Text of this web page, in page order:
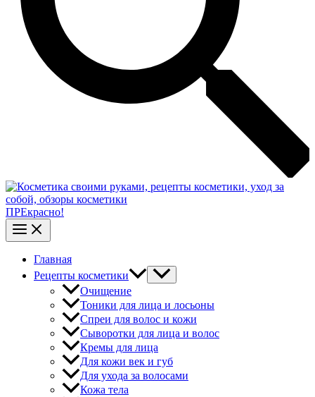
ПРЕкрасно!
Главная
Рецепты косметики
Очищение
Тоники для лица и лосьоны
Спреи для волос и кожи
Сыворотки для лица и волос
Кремы для лица
Для кожи век и губ
Для ухода за волосами
Кожа тела